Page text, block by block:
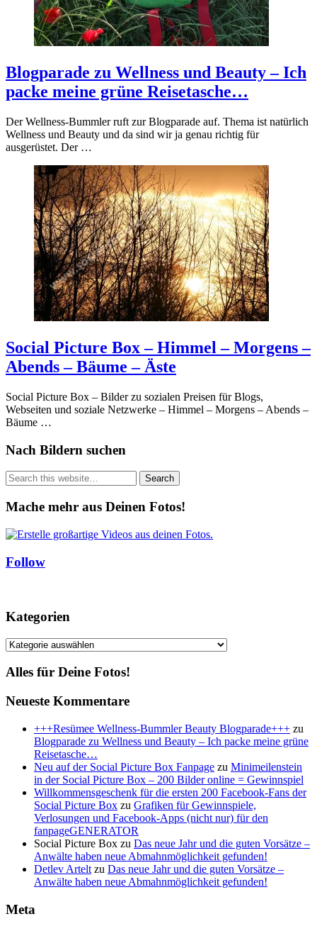
Blogparade zu Wellness und Beauty – Ich
packe meine grüne Reisetasche…
Der Wellness-Bummler ruft zur Blogparade auf. Thema ist natürlich
Wellness und Beauty und da sind wir ja genau richtig für
ausgerüstet. Der …
Social Picture Box – Himmel – Morgens –
Abends – Bäume – Äste
Social Picture Box – Bilder zu sozialen Preisen für Blogs,
Webseiten und soziale Netzwerke – Himmel – Morgens – Abends –
Bäume …
Nach Bildern suchen
Mache mehr aus Deinen Fotos!
Follow
Kategorien
Kategorien
Alles für Deine Fotos!
Neueste Kommentare
+++Resümee Wellness-Bummler Beauty Blogparade+++ zu
Blogparade zu Wellness und Beauty – Ich packe meine grüne
Reisetasche…
Neu auf der Social Picture Box Fanpage zu Minimeilenstein
in der Social Picture Box – 200 Bilder online = Gewinnspiel
Willkommensgeschenk für die ersten 200 Facebook-Fans der
Social Picture Box zu Grafiken für Gewinnspiele,
Verlosungen und Facebook-Apps (nicht nur) für den
fanpageGENERATOR
Social Picture Box zu Das neue Jahr und die guten Vorsätze –
Anwälte haben neue Abmahnmöglichkeit gefunden!
Detlev Artelt zu Das neue Jahr und die guten Vorsätze –
Anwälte haben neue Abmahnmöglichkeit gefunden!
Meta